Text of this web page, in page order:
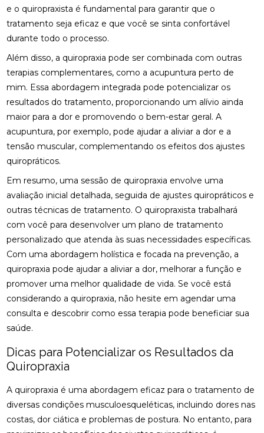
e o quiropraxista é fundamental para garantir que o
tratamento seja eficaz e que você se sinta confortável
durante todo o processo.
Além disso, a quiropraxia pode ser combinada com outras
terapias complementares, como a acupuntura perto de
mim. Essa abordagem integrada pode potencializar os
resultados do tratamento, proporcionando um alívio ainda
maior para a dor e promovendo o bem-estar geral. A
acupuntura, por exemplo, pode ajudar a aliviar a dor e a
tensão muscular, complementando os efeitos dos ajustes
quiropráticos.
Em resumo, uma sessão de quiropraxia envolve uma
avaliação inicial detalhada, seguida de ajustes quiropráticos e
outras técnicas de tratamento. O quiropraxista trabalhará
com você para desenvolver um plano de tratamento
personalizado que atenda às suas necessidades específicas.
Com uma abordagem holística e focada na prevenção, a
quiropraxia pode ajudar a aliviar a dor, melhorar a função e
promover uma melhor qualidade de vida. Se você está
considerando a quiropraxia, não hesite em agendar uma
consulta e descobrir como essa terapia pode beneficiar sua
saúde.
Dicas para Potencializar os Resultados da
Quiropraxia
A quiropraxia é uma abordagem eficaz para o tratamento de
diversas condições musculoesqueléticas, incluindo dores nas
costas, dor ciática e problemas de postura. No entanto, para
FISIOTERAPIA PARA LABIRINTITE: COMO O
TRATAMENTO PODE MELHORAR SEU EQUILÍBRIO E
QUALIDADE DE VIDA
FISIOTERAPIA PARA LABIRINTITE: COMO O
TRATAMENTO PODE MELHORAR SEU EQUILÍBRIO E
BEM-ESTAR
FISIOTERAPIA PARA LABIRINTITE: COMO O
TRATAMENTO PODE MELHORAR SEU EQUILÍBRIO E
QUALIDADE DE VIDA
FISIOTERAPIA PARA LABIRINTITE: MELHORE SEU
EQUILÍBRIO
FISIOTERAPIA PARA LABIRINTO: BENEFÍCIOS E
TRATAMENTOS
FISIOTERAPIA PARA LABIRINTO: COMO O
TRATAMENTO PODE MELHORAR O EQUILÍBRIO E
BEM-ESTAR
FISIOTERAPIA PARA LABIRINTO: COMO O
TRATAMENTO PODE MELHORAR SEU EQUILÍBRIO E
BEM-ESTAR
FISIOTERAPIA PARA LABIRINTO: COMO TRATAR E
PREVENIR DISTÚRBIOS VESTIBULARES
FISIOTERAPIA PARA LABIRINTO: COMO TRATAR E
PREVENIR DISTÚRBIOS VESTIBULARES
FISIOTERAPIA PARA LABIRINTO: SAIBA COMO O
TRATAMENTO PODE MELHORAR O EQUILÍBRIO E
BEM-ESTAR